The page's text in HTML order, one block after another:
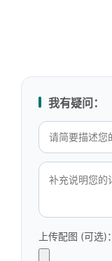
我有疑问：
上传配图 (可选)：